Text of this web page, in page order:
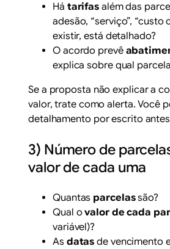
Há tarifas além das
adesão, “serviço”, “custo
existir, está detalhado?
O acordo prevê
explica sobre qual
Se a proposta não explicar a
valor, trate como alerta. Você
detalhamento por escrito
3) Número de
valor de cada uma
Quantas parcelassão?
Qual ovalor de cada
variável)?
As datas de vencimento